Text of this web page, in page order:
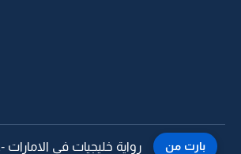
بارت من رواية خليجيات في الامارات -22